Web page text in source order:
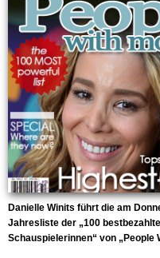
Danielle Winits führt die am
Jahresliste der „100
Schauspielerinnen“ von „People